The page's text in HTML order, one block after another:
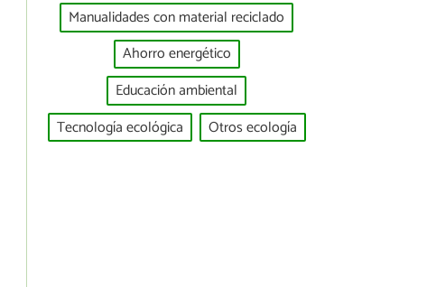
Manualidades con material reciclado
Ahorro energético
Educación ambiental
Tecnología ecológica
Otros ecología